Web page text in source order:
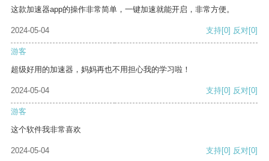
这款加速器app的操作非常简单，一键加速就能开启，非常方便。
2024-05-04 支持[0] 反对[0]
游客
超级好用的加速器，妈妈再也不用担心我的学习啦！
2024-05-04 支持[0] 反对[0]
游客
这个软件我非常喜欢
2024-05-04 支持[0] 反对[0]